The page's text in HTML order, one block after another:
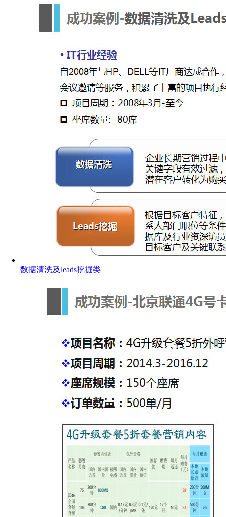
数据清洗及leads挖掘类